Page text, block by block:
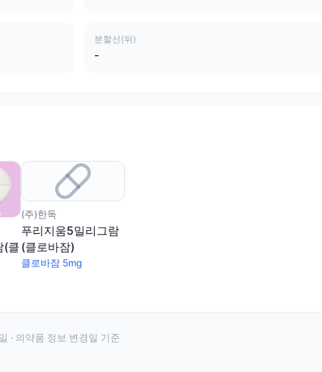
분할선(뒤)
-
(클
(주)한독
푸리지움5밀리그람
(클로바잠)
클로바잠 5mg
· 의약품 정보 변경일 기준